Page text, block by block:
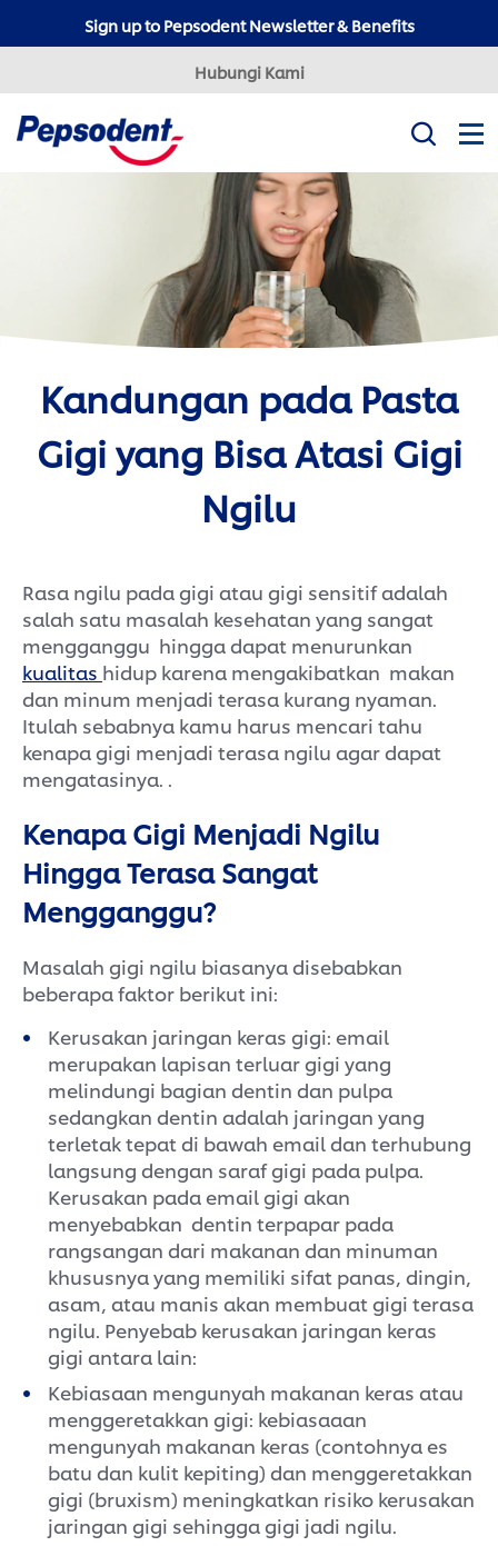
Sign up to Pepsodent Newsletter & Benefits
Hubungi Kami
Misi Kami
Tips Kesehatan Gigi
Professional
Pepsodent Expert
Pepsodent Ultra White
Tanya Dokter Gigi
Kandungan pada Pasta
Gigi yang Bisa Atasi Gigi
Ngilu
Rasa ngilu pada gigi atau gigi sensitif adalah
salah satu masalah kesehatan yang sangat
mengganggu hingga dapat menurunkan
kualitas hidup karena mengakibatkan makan
dan minum menjadi terasa kurang nyaman.
Itulah sebabnya kamu harus mencari tahu
kenapa gigi menjadi terasa ngilu agar dapat
mengatasinya. .
Kenapa Gigi Menjadi Ngilu
Hingga Terasa Sangat
Mengganggu?
Masalah gigi ngilu biasanya disebabkan
beberapa faktor berikut ini:
Kerusakan jaringan keras gigi: email
merupakan lapisan terluar gigi yang
melindungi bagian dentin dan pulpa
sedangkan dentin adalah jaringan yang
terletak tepat di bawah email dan terhubung
langsung dengan saraf gigi pada pulpa.
Kerusakan pada email gigi akan
menyebabkan dentin terpapar pada
rangsangan dari makanan dan minuman
khususnya yang memiliki sifat panas, dingin,
asam, atau manis akan membuat gigi terasa
ngilu. Penyebab kerusakan jaringan keras
gigi antara lain:
Kebiasaan mengunyah makanan keras atau
menggeretakkan gigi: kebiasaaan
mengunyah makanan keras (contohnya es
batu dan kulit kepiting) dan menggeretakkan
gigi (bruxism) meningkatkan risiko kerusakan
jaringan gigi sehingga gigi jadi ngilu.